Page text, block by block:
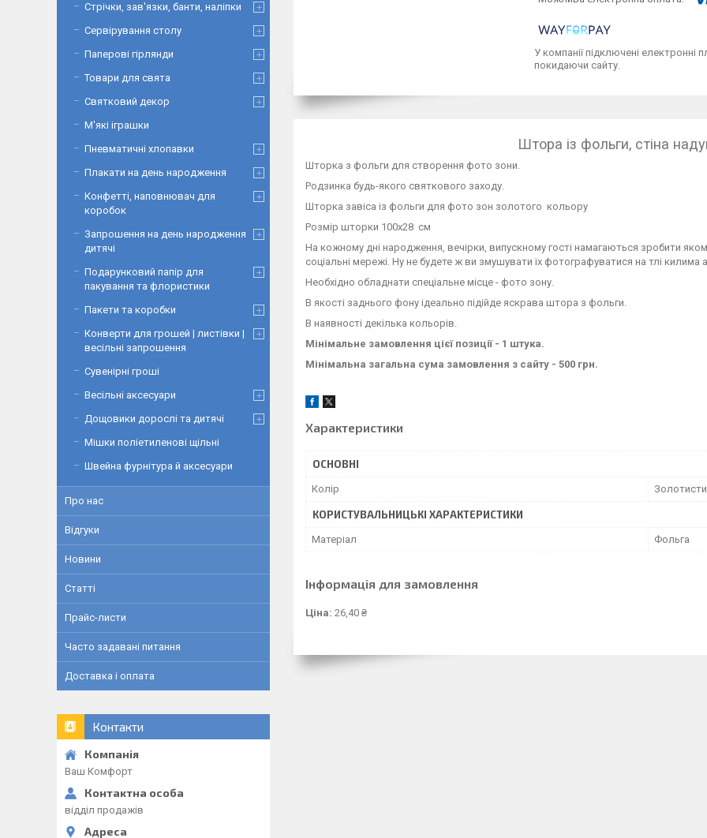
У компанії підключені електронні
покидаючи сайту.
Штора із фольги, стіна
Шторка з фольги для створення фото зони.
Родзинка будь-якого святкового заходу.
Шторка завіса із фольги для фото зон золотого кольору
Розмір шторки 100х28 см
На кожному дні народження, вечірки, випускному гості намагаються зробити
соціальні мережі. Ну не будете ж ви змушувати їх фотографуватися на тлі килима
Необхідно обладнати спеціальне місце - фото зону.
В якості заднього фону ідеально підійде яскрава штора з фольги.
В наявності декілька кольорів.
Мінімальне замовлення цієї позиції - 1 штука.
Мінімальна загальна сума замовлення з сайту - 500 грн.
Характеристики
ОСНОВНІ
Колір
КОРИСТУВАЛЬНИЦЬКІ ХАРАКТЕРИСТИКИ
Матеріал Фольга
Інформація для замовлення
Ціна: 26,40 ₴
Стрічки, зав'язки, банти, наліпки
Сервірування столу
Паперові гірлянди
Товари для свята
Святковий декор
М'які іграшки
Пневматичні хлопавки
Плакати на день народження
Конфетті, наповнювач для
коробок
Запрошення на день народження
дитячі
Подарунковий папір для
пакування та флористики
Пакети та коробки
Конверти для грошей | листівки |
весільні запрошення
Сувенірні гроші
Весільні аксесуари
Дощовики дорослі та дитячі
Мішки поліетиленові щільні
Швейна фурнітура й аксесуари
Про нас
Відгуки
Новини
Статті
Прайс-листи
Часто задавані питання
Доставка і оплата
Контакти
Ваш Комфорт
відділ продажів